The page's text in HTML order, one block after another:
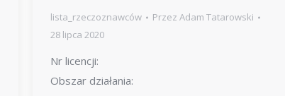
lista_rzeczoznawców Przez Adam Tatarowski
28 lipca 2020
Nr licencji:
Obszar działania: